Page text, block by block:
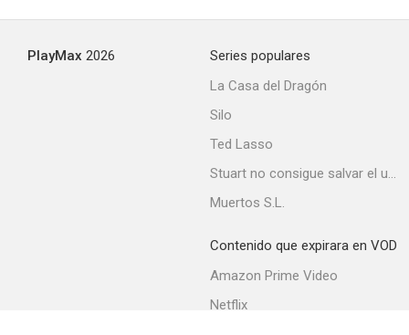
PlayMax 2026
Series populares
La Casa del Dragón
Silo
Ted Lasso
Stuart no consigue salvar el universo
Muertos S.L.
Contenido que expirara en VOD
Amazon Prime Video
Netflix